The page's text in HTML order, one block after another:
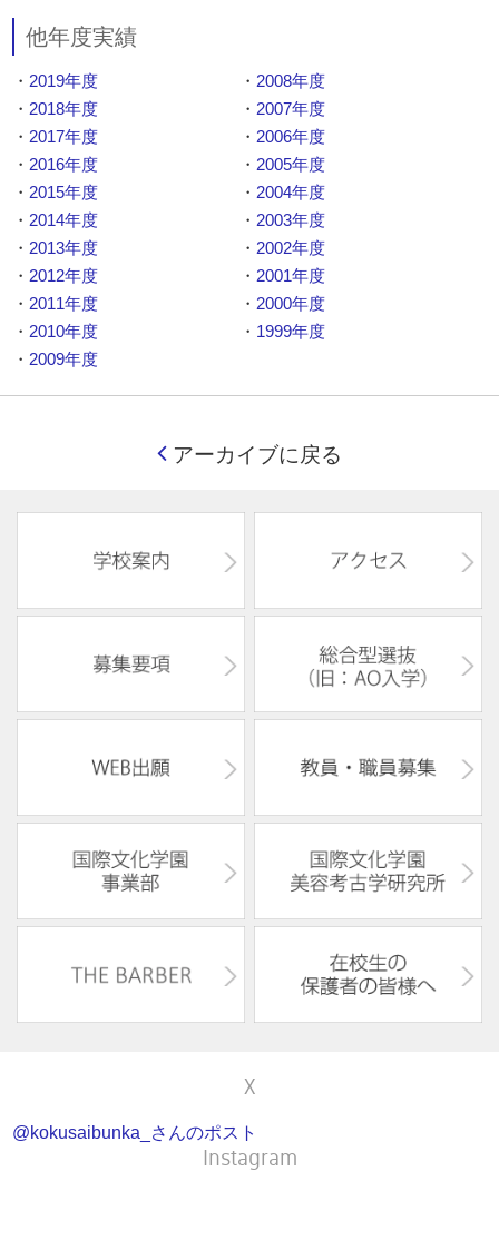
他年度実績
・ 2019年度
・ 2018年度
・ 2017年度
・ 2016年度
・ 2015年度
・ 2014年度
・ 2013年度
・ 2012年度
・ 2011年度
・ 2010年度
・ 2009年度
・ 2008年度
・ 2007年度
・ 2006年度
・ 2005年度
・ 2004年度
・ 2003年度
・ 2002年度
・ 2001年度
・ 2000年度
・ 1999年度
アーカイブに戻る
X
@kokusaibunka_さんのポスト
Instagram